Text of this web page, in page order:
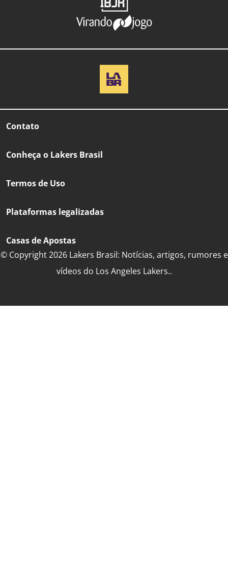
Contato
Conheça o Lakers Brasil
Termos de Uso
Plataformas legalizadas
Casas de Apostas
© Copyright 2026 Lakers Brasil: Notícias, artigos, rumores e
vídeos do Los Angeles Lakers..